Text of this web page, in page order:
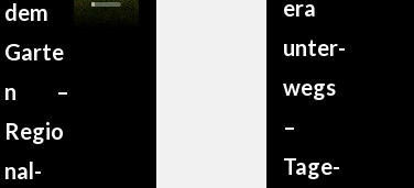
dem
Garte
n –
Regio
n­al­
era
unter­
wegs
–
Tage­